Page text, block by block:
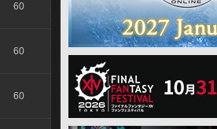
60
60
60